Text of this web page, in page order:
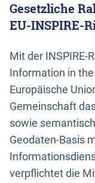
Gesetzliche
EU-INSPIRE-
Mit der INSPIRE-
Information in
Europäische
Gemeinschaft
sowie
Geodaten-Basis
verpflichtet die